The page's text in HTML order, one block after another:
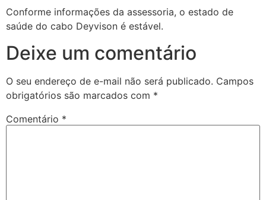
Conforme informações da assessoria, o estado de
saúde do cabo Deyvison é estável.
Deixe um comentário
O seu endereço de e-mail não será publicado. Campos
obrigatórios são marcados com *
Comentário *